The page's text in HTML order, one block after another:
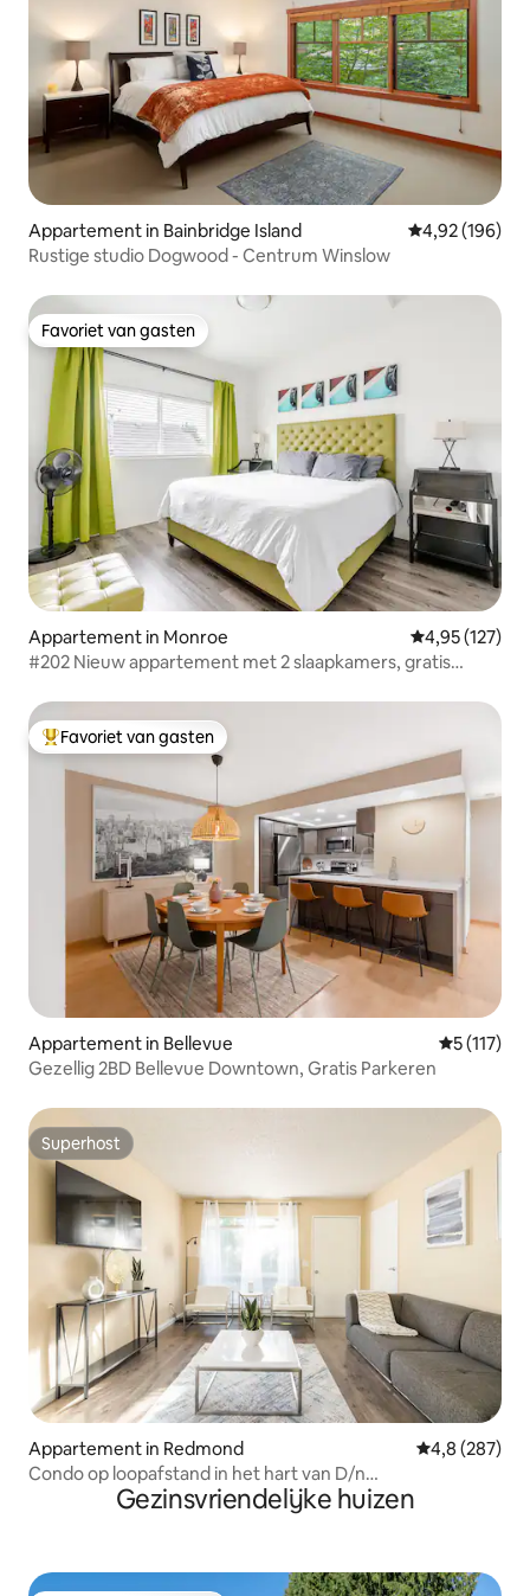
Appartement in Bainbridge Island Gemiddelde
4,92 (196)
Rustige studio Dogwood - Centrum Winslow
Favoriet van gasten
Favoriet van gasten
Appartement in Monroe Gemiddelde
4,95 (127)
#202 Nieuw appartement met 2 slaapkamers, gratis
Topfavoriet van gasten
Favoriet van gasten
Appartement in Bellevue
5 (117)
Gezellig 2BD Bellevue Downtown, Gratis Parkeren
Superhost
Superhost
Appartement in Redmond Gemiddelde
4,8 (287)
Condo op loopafstand in het hart van D/n
Redmond/SeattleGezinsvriendelijke huizen